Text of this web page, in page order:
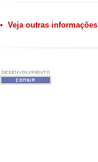
• Veja outras informações